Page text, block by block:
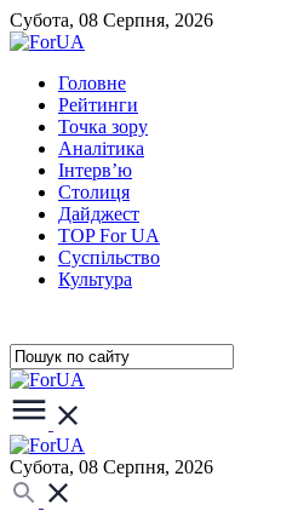
Субота, 08 Серпня, 2026
Головне
Рейтинги
Точка зору
Аналітика
Інтерв’ю
Столиця
Дайджест
TOP For UA
Суспiльство
Культура
Субота, 08 Серпня, 2026